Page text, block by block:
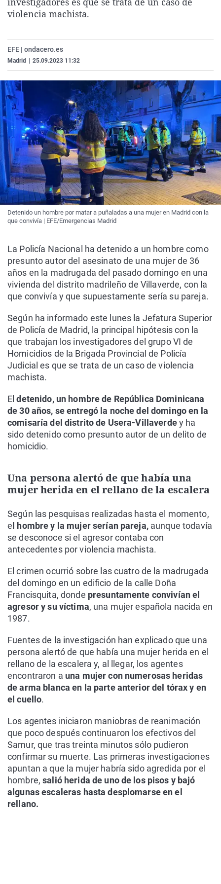
La rosa de los vientos
Como el perro y el
Caso
Equipo de
Extremadura
La Rioja
Virales
Elecciones
violencia machista.
EFE | ondacero.es
Madrid 25.09.2023 11:32
Detenido un hombre por matar a puñaladas a una mujer en Madrid con la
que convivía | EFE/Emergencias Madrid
La Policía Nacional ha detenido a un hombre como
presunto autor del asesinato de una mujer de 36
años en la madrugada del pasado domingo en una
vivienda del distrito madrileño de Villaverde, con la
que convivía y que supuestamente sería su pareja.
Según ha informado este lunes la Jefatura Superior
de Policía de Madrid, la principal hipótesis con la
que trabajan los investigadores del grupo VI de
Homicidios de la Brigada Provincial de Policía
Judicial es que se trata de un caso de violencia
machista.
Eldetenido, un hombre de República Dominicana
de 30 años, se entregó la noche del domingo en la
comisaría del distrito de Usera-Villaverdey ha
sido detenido como presunto autor de un delito de
homicidio.
Una persona alertó de que había una
mujer herida en el rellano de la escalera
Según las pesquisas realizadas hasta el momento,
e l hombre y la mujer serían pareja,aunque todavía
se desconoce si el agresor contaba con
antecedentes por violencia machista.
El crimen ocurrió sobre las cuatro de la madrugada
del domingo en un edificio de la calle Doña
Francisquita, donde presuntamente convivían el
agresor y su víctima, una mujer española nacida en
1987.
Fuentes de la investigación han explicado que una
persona alertó de que había una mujer herida en el
rellano de la escalera y, al llegar, los agentes
encontraron a una mujer con numerosas heridas
de arma blanca en la parte anterior del tórax y en
el cuello.
Los agentes iniciaron maniobras de reanimación
que poco después continuaron los efectivos del
Samur, que tras treinta minutos sólo pudieron
confirmar su muerte. Las primeras investigaciones
apuntan a que la mujer habría sido agredida por el
hombre,salió herida de uno de los pisos y bajó
algunas escaleras hasta desplomarse en el
rellano.